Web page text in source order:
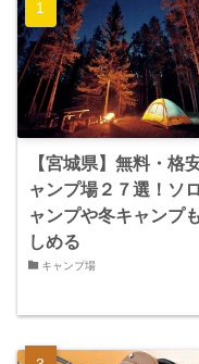
【宮城県】無料・格
ャンプ場２７選！ソ
ャンプや冬キャンプ
しめる
キャンプ場